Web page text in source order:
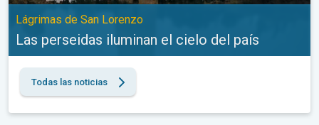
Lágrimas de San Lorenzo
Las perseidas iluminan el cielo del país
Todas las noticias